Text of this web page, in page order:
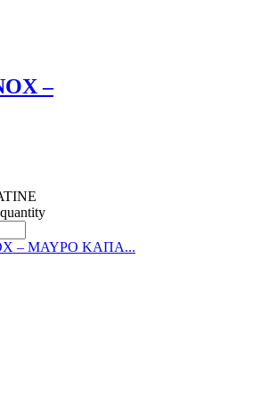
–
– ΜΑΥΡΟ ΚΑΠΑ...